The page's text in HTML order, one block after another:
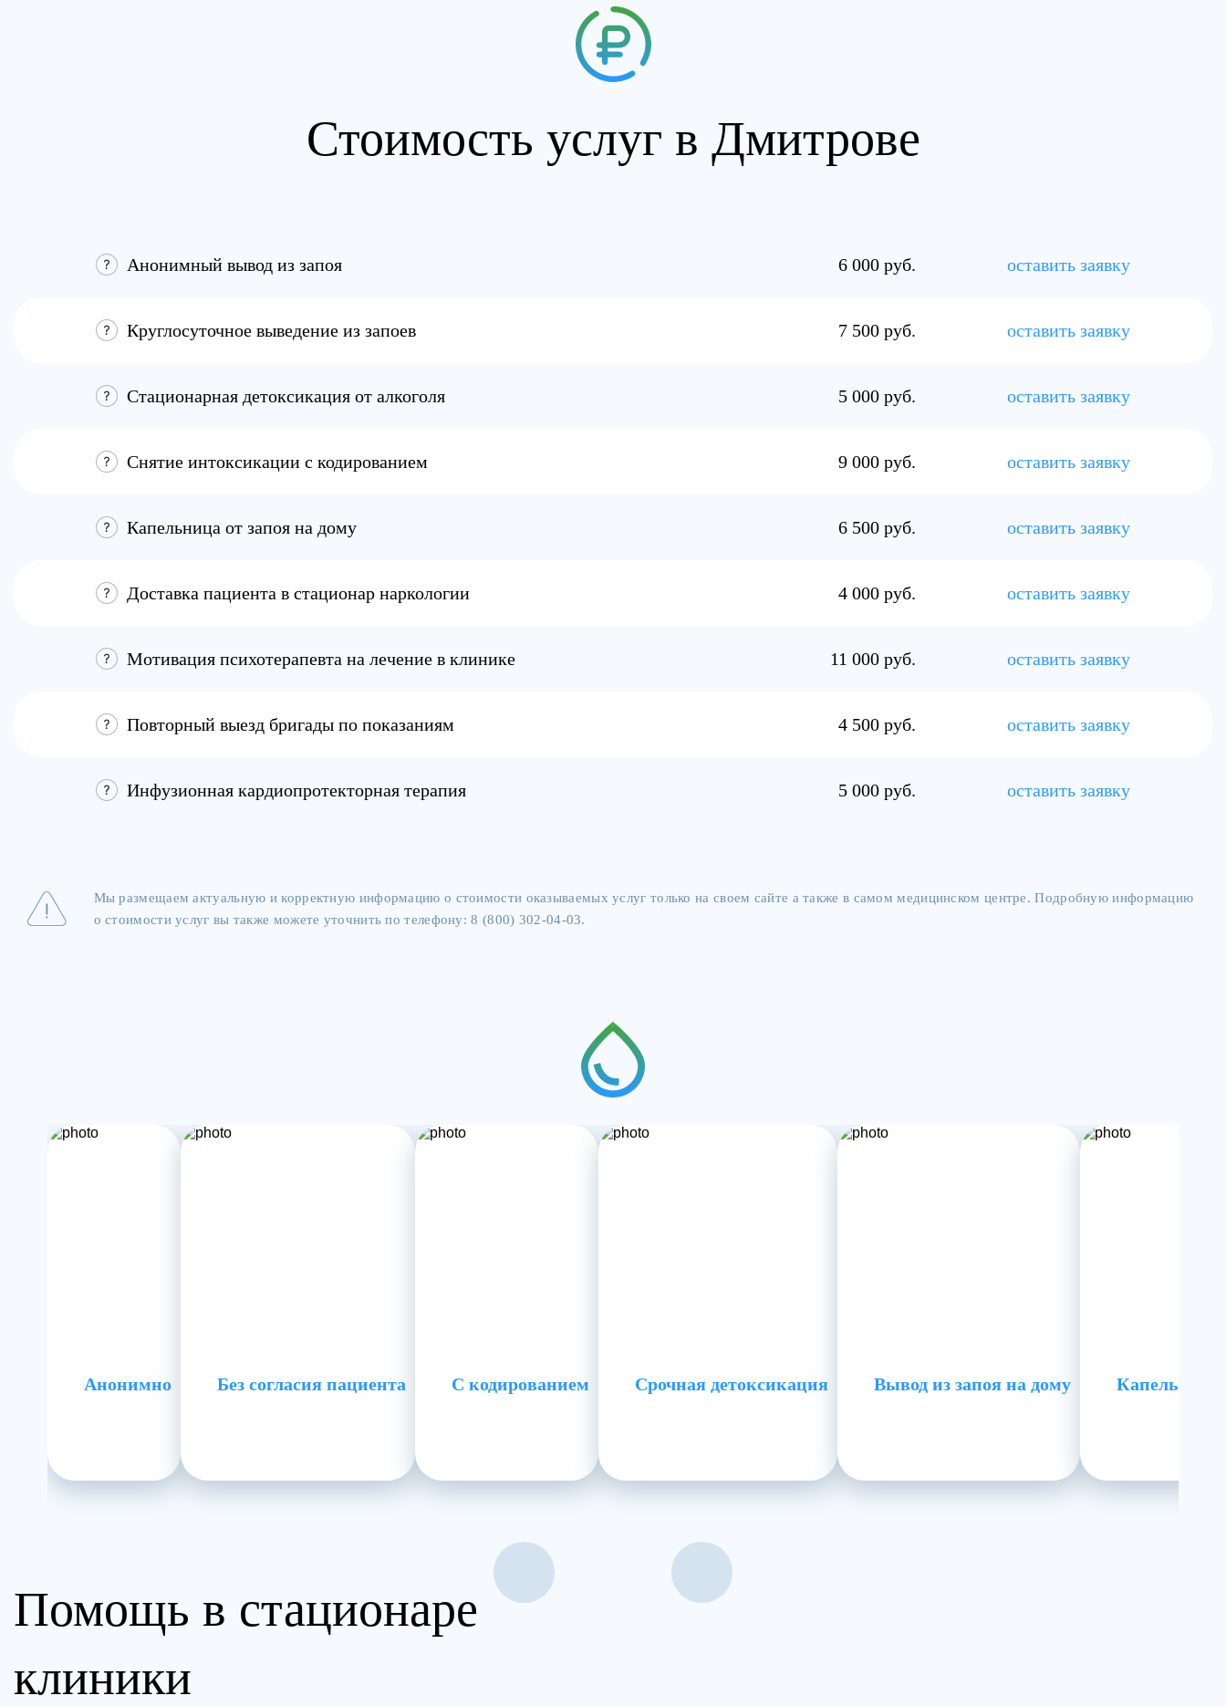
Стоимость услуг в Дмитрове
Анонимный вывод из запоя 6 000 руб. оставить заявку
Круглосуточное выведение из запоев 7 500 руб. оставить заявку
Стационарная детоксикация от алкоголя 5 000 руб. оставить заявку
Снятие интоксикации с кодированием 9 000 руб. оставить заявку
Капельница от запоя на дому 6 500 руб. оставить заявку
Доставка пациента в стационар наркологии 4 000 руб. оставить заявку
Мотивация психотерапевта на лечение в клинике 11 000 руб. оставить заявку
Повторный выезд бригады по показаниям 4 500 руб. оставить заявку
Инфузионная кардиопротекторная терапия 5 000 руб. оставить заявку
Мы размещаем актуальную и корректную информацию о стоимости оказываемых услуг только на своем сайте а также в самом медицинском центре. Подробную информацию
о стоимости услуг вы также можете уточнить по телефону: 8 (800) 302-04-03.
Анонимно Без согласия пациента С кодированием Срочная детоксикация Вывод из запоя на дому Капельница
Помощь в стационаре
клиники